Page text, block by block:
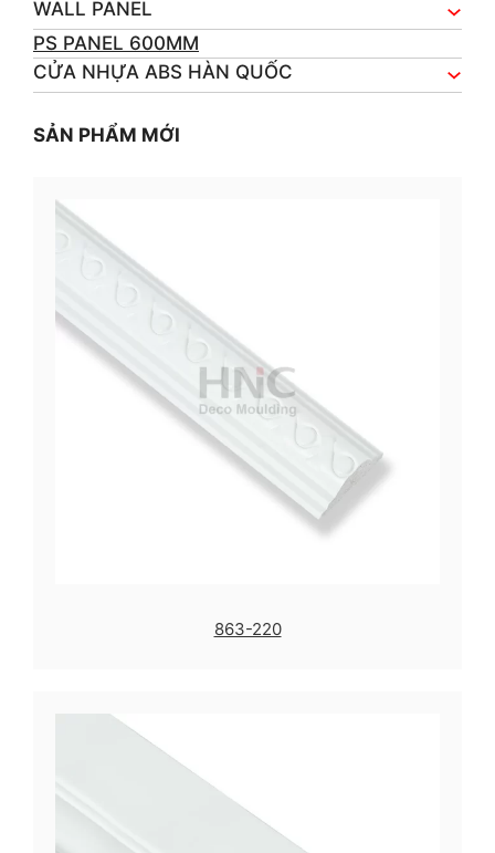
WALL PANEL
PS PANEL 600MM
CỬA NHỰA ABS HÀN QUỐC
SẢN PHẨM MỚI
863-220